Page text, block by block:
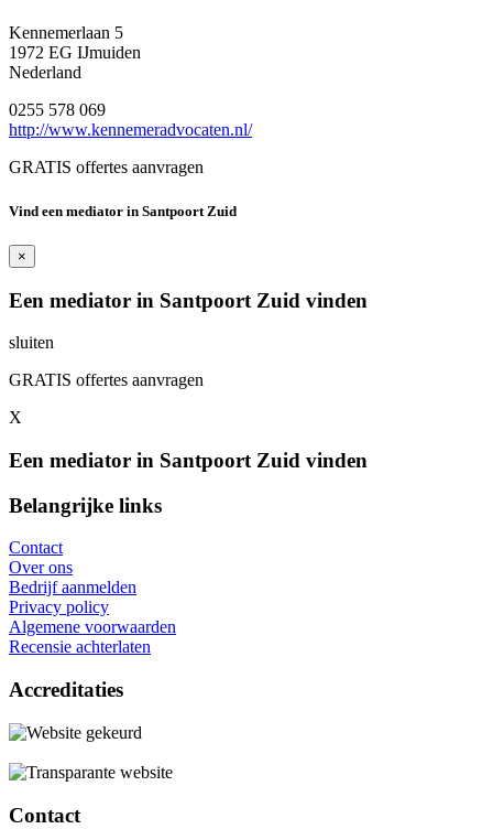
Kennemerlaan 5
1972 EG IJmuiden
Nederland
0255 578 069
http://www.kennemeradvocaten.nl/
GRATIS offertes aanvragen
Vind een mediator in Santpoort Zuid
×
Een mediator in Santpoort Zuid vinden
sluiten
GRATIS offertes aanvragen
X
Een mediator in Santpoort Zuid vinden
Belangrijke links
Contact
Over ons
Bedrijf aanmelden
Privacy policy
Algemene voorwaarden
Recensie achterlaten
Accreditaties
Contact